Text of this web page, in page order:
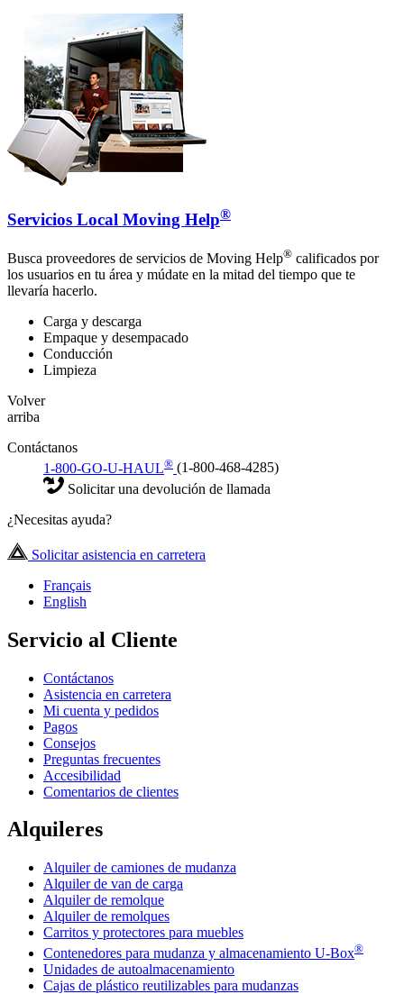
Servicios Local Moving Help®
Busca proveedores de servicios de Moving Help® calificados por
los usuarios en tu área y múdate en la mitad del tiempo que te
llevaría hacerlo.
Carga y descarga
Empaque y desempacado
Conducción
Limpieza
Volver
arriba
Contáctanos
1-800-GO-U-HAUL® (1-800-468-4285)
Solicitar una devolución de llamada
¿Necesitas ayuda?
Solicitar asistencia en carretera
Français
English
Servicio al Cliente
Contáctanos
Asistencia en carretera
Mi cuenta y pedidos
Pagos
Consejos
Preguntas frecuentes
Accesibilidad
Comentarios de clientes
Alquileres
Alquiler de camiones de mudanza
Alquiler de van de carga
Alquiler de remolque
Alquiler de remolques
Carritos y protectores para muebles
Contenedores para mudanza y almacenamiento U-Box®
Unidades de autoalmacenamiento
Cajas de plástico reutilizables para mudanzas